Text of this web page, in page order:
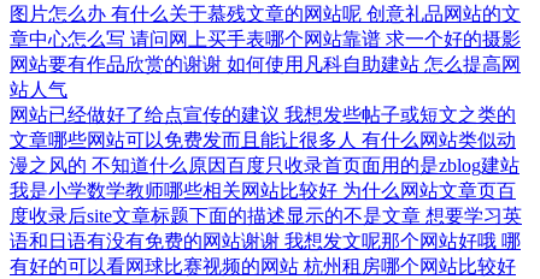
图片怎么办 有什么关于慕残文章的网站呢 创意礼品网站的文
章中心怎么写 请问网上买手表哪个网站靠谱 求一个好的摄影
网站要有作品欣赏的谢谢 如何使用凡科自助建站 怎么提高网
站人气
网站已经做好了给点宣传的建议 我想发些帖子或短文之类的
文章哪些网站可以免费发而且能让很多人 有什么网站类似动
漫之风的 不知道什么原因百度只收录首页面用的是zblog建站
我是小学数学教师哪些相关网站比较好 为什么网站文章页百
度收录后site文章标题下面的描述显示的不是文章 想要学习英
语和日语有没有免费的网站谢谢 我想发文呢那个网站好哦 哪
有好的可以看网球比赛视频的网站 杭州租房哪个网站比较好